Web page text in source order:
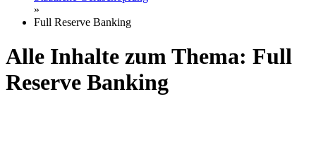
»
Full Reserve Banking
Alle Inhalte zum Thema: Full
Reserve Banking